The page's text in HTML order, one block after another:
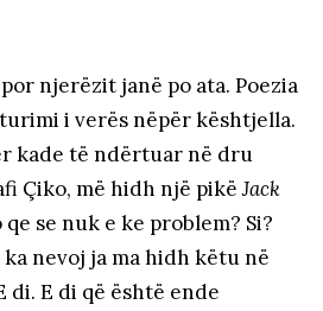
njerëzit janë po ata. Poezia
i verës nëpër kështjella.
kade të ndërtuar në dru
Çiko, më hidh një pikëJack
se nuk e ke problem? Si?
nevoj ja ma hidh këtu në
di. E di që është ende